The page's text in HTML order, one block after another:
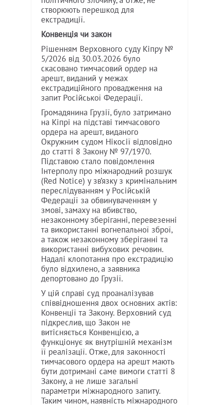
створюють перешкод для
екстрадиції.
Конвенція чи закон
Рішенням Верховного суду Кіпру №
5/2026 від 30.03.2026 було
скасовано тимчасовий ордер на
арешт, виданий у межах
екстрадиційного провадження на
запит Російської Федерації.
Громадянина Грузії, було затримано
на Кіпрі на підставі тимчасового
ордера на арешт, виданого
Окружним судом Нікосії відповідно
до статті 8 Закону № 97/1970.
Підставою стало повідомлення
Інтерполу про міжнародний розшук
(Red Notice) у зв’язку з кримінальним
переслідуванням у Російській
Федерації за обвинуваченням у
змові, замаху на вбивство,
незаконному зберіганні, перевезенні
та використанні вогнепальної зброї,
а також незаконному зберіганні та
використанні вибухових речовин.
Надалі клопотання про екстрадицію
було відхилено, а заявника
депортовано до Грузії.
У цій справі суд проаналізував
співвідношення двох основних актів:
Конвенції та Закону. Верховний суд
підкреслив, що Закон не
витісняється Конвенцією, а
функціонує як внутрішній механізм
її реалізації. Отже, для законності
тимчасового ордера на арешт мають
бути дотримані саме вимоги статті 8
Закону, а не лише загальні
параметри міжнародного запиту.
Таким чином, наявність міжнародного